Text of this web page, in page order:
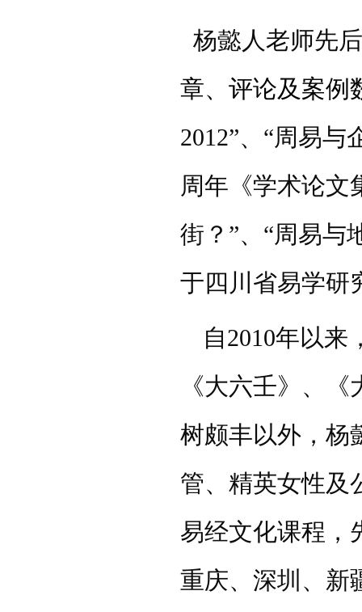
杨懿人老师先
章、评论及案例
2012”、“周易
周年《学术论文
街？”、 “周易与
于四川省易学研
自2010年以来
《大六壬》、
树颇丰以外，杨
管、精英女性及
易经文化课程，
重庆、深圳、新